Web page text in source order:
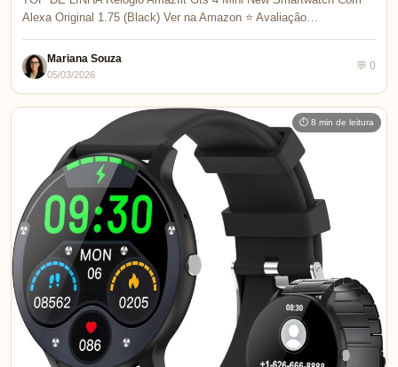
Alexa Original 1.75 (Black) Ver na Amazon ⭐ Avaliação…
Mariana Souza
05/03/2026
💬 0
⏱ 8 min de leitura